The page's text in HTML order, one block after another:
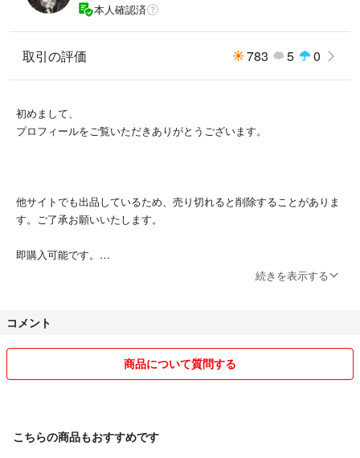
本人確認済
取引の評価 783 5 0
初めまして、
プロフィールをご覧いただきありがとうございます。
他サイトでも出品しているため、売り切れると削除することがありま
す。ご了承お願いいたします。
即購入可能です。
続きを表示する
コメント
商品について質問する
こちらの商品もおすすめです